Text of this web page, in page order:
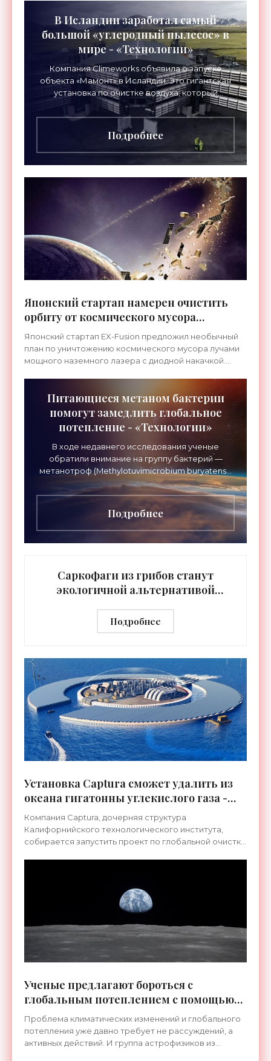
В Исландии заработал самый
большой «углеродный пылесос» в
мире - «Технологии»
Компания Climeworks объявила о запуске
объекта «Мамонт» в Исландии. Это гигантская
установка по очистке воздуха, который
проходит через специальные фильтры для
извлечения атмосферного
Подробнее
Японский стартап намерен очистить
орбиту от космического мусора
мощным наземным лазером -
«Технологии»
Японский стартап EX-Fusion предложил необычный
план по уничтожению космического мусора лучами
мощного наземного лазера с диодной накачкой.
Питающиеся метаном бактерии
помогут замедлить глобальное
потепление - «Технологии»
В ходе недавнего исследования ученые
обратили внимание на группу бактерий —
метанотроф (Methylotuvimicrobium buryatense
5GB1C), которые поддерживают свою
клеточную активность за счет
Подробнее
Саркофаги из грибов станут
экологичной альтернативой
«Технологии»
Подробнее
Установка Captura сможет удалить из
океана гигатонны углекислого газа -
«Технологии»
Компания Captura, дочерняя структура
Калифорнийского технологического института,
собирается запустить проект по глобальной очистке
Ученые предлагают бороться с
глобальным потеплением с помощью
лунных пылевых пушек - «Космос»
Проблема климатических изменений и глобального
потепления уже давно требует не рассуждений, а
активных действий. И группа астрофизиков из